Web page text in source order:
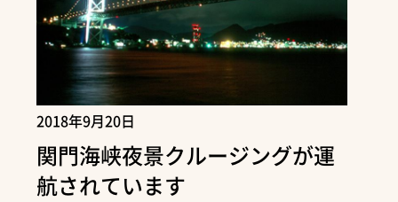
2018年9月20日
関門海峡夜景クルージングが運
航されています